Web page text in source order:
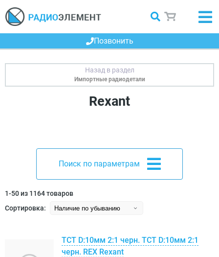
Позвонить
Импортные радиодетали
Rexant
Поиск по параметрам
1-50 из 1164 товаров
Сортировка:
TCT D:10мм 2:1 черн. TCT D:10мм 2:1
черн. REX Rexant